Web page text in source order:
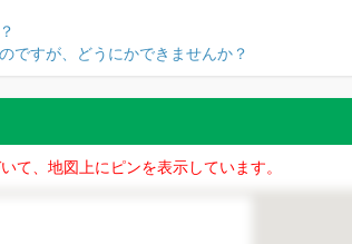
ですが、どうにかできませんか？
て、地図上にピンを表示しています。